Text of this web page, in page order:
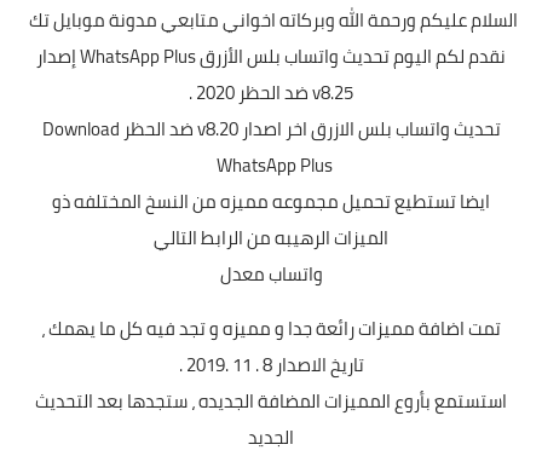
السلام عليكم ورحمة الله وبركاته اخواني متابعي مدونةموبايل تك
نقدم لكم اليوم تحديث واتساب بلس الأزرق WhatsApp Plus إصدار
v8.25 ضد الحظر 2020 .
تحديثواتساب بلس الازرق
اخر اصدار v8.20 ضد الحظر Download
WhatsApp Plus
ايضا تستطيع تحميل مجموعه مميزه من النسخ المختلفه ذو
الميزات الرهيبه من الرابط التالي
واتساب معدل
تمت اضافة مميزات رائعة جدا و مميزه و تجد فيه كل ما يهمك ،
تاريخ الاصدار 8 . 11 .2019 .
استستمع بأروع المميزات المضافة الجديده ، ستجدها بعد التحديث
الجديد